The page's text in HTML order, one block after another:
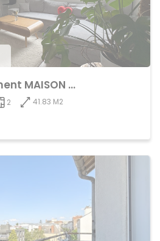
Achat Appartement MAISON BLANCHE
2
41.83 M2